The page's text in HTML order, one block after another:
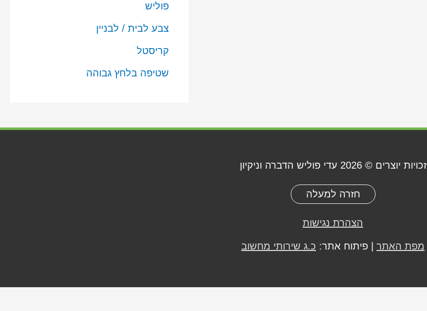
פוליש
צבע לבית / לבניין
קריסטל
שטיפה בלחץ גבוהה
זכויות יוצרים © 2026 עדי פוליש הדברה וניקיון
חזרה למעלה
הצהרת נגישות
מפת האתר | פיתוח אתר: כ.ג שירותי מחשוב